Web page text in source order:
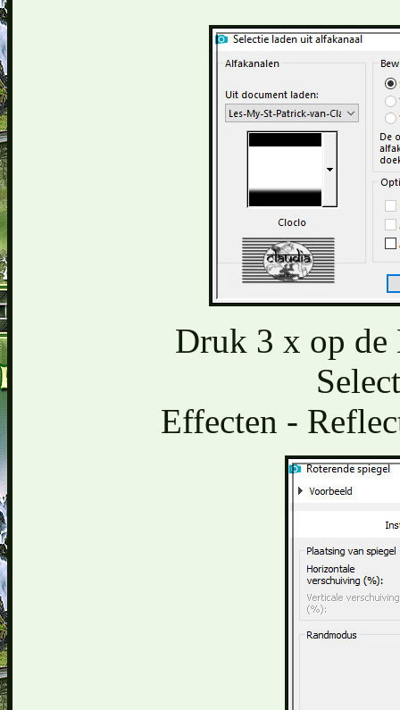
Druk 3 x op de
Effecten -